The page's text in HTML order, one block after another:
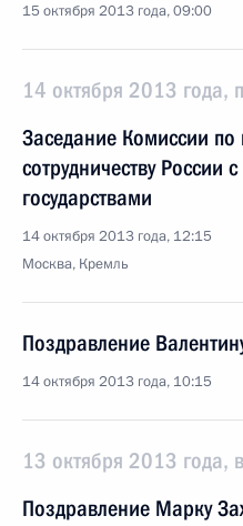
15 октября 2013 года, 09:00
14 октября 2013 года,
Заседание Комиссии по
сотрудничеству России
государствами
14 октября 2013 года, 12:15
Москва, Кремль
Поздравление
14 октября 2013 года, 10:15
13 октября 2013 года,
Поздравление Марку